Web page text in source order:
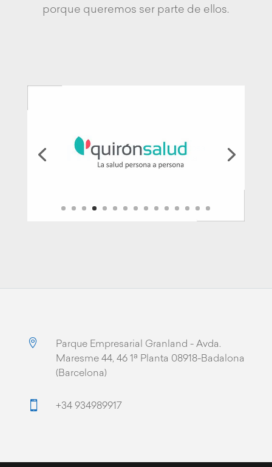
porque queremos ser parte de ellos.

Parque Empresarial Granland - Avda.
Maresme 44, 46 1ª Planta 08918-Badalona
(Barcelona)
 +34 934989917